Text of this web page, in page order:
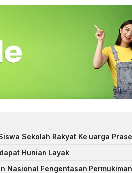
Sekolah Rakyat Keluarga
Hunian Layak
Nasional Pengentasan